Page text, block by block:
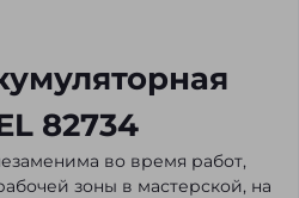
82734
во время работ,
зоны в мастерской, на